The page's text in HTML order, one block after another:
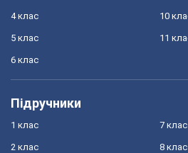
4 клас
5 клас
6 клас
10
11
Підручники
1 клас
2 клас
7 клас
8 клас